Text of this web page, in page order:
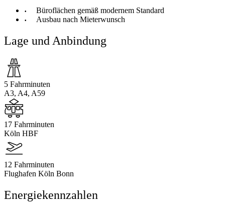
Büroflächen gemäß modernem Standard
Ausbau nach Mieterwunsch
Lage und Anbindung
5 Fahrminuten
A3, A4, A59
17 Fahrminuten
Köln HBF
12 Fahrminuten
Flughafen Köln Bonn
Energiekennzahlen